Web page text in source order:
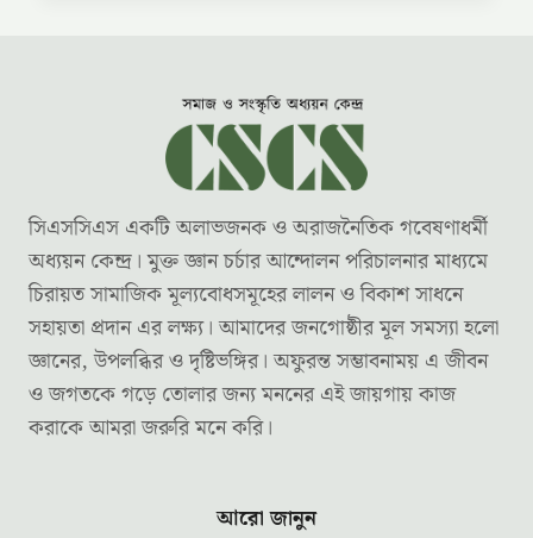
সিএসসিএস একটি অলাভজনক ও অরাজনৈতিক গবেষণাধর্মী
অধ্যয়ন কেন্দ্র। মুক্ত জ্ঞান চর্চার আন্দোলন পরিচালনার মাধ্যমে
চিরায়ত সামাজিক মূল্যবোধসমূহের লালন ও বিকাশ সাধনে
সহায়তা প্রদান এর লক্ষ্য। আমাদের জনগোষ্ঠীর মূল সমস্যা হলো
জ্ঞানের, উপলব্ধির ও দৃষ্টিভঙ্গির। অফুরন্ত সম্ভাবনাময় এ জীবন
ও জগতকে গড়ে তোলার জন্য মননের এই জায়গায় কাজ
করাকে আমরা জরুরি মনে করি।
আরো জানুন